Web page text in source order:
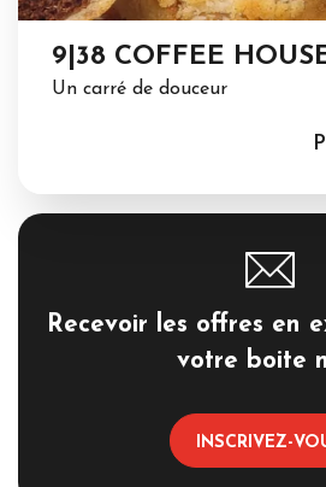
9|38 COFFEE
Un carré de douceur
Recevoir les offres en
votre boite
INSCRIVEZ-